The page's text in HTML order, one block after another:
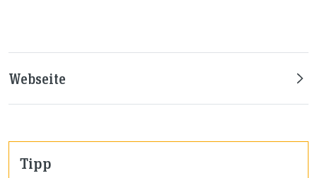
Webseite
Tipp